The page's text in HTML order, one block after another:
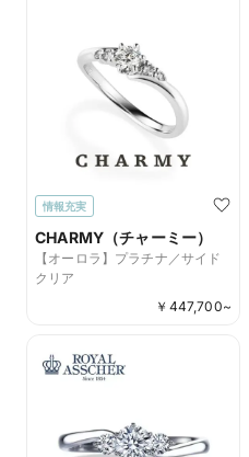
情報充実
CHARMY（チャーミー）
【オーロラ】プラチナ／サイド
クリア
￥ 447,700~